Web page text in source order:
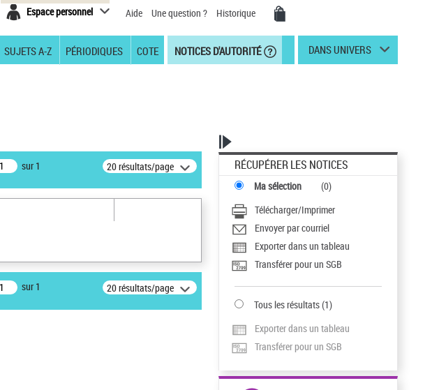
Espace personnel Aide Une question ? Historique
SUJETS A-Z PÉRIODIQUES COTE NOTICES D'AUTORITÉ DANS UNIVERS
sur 1 20 résultats/page
sur 1 20 résultats/page
RÉCUPÉRER LES NOTICES
Ma sélection (0)
Télécharger/Imprimer
Envoyer par courriel
Exporter dans un tableau
Transférer pour un SGB
Tous les résultats(1)
Exporter dans un tableau
Transférer pour un SGB